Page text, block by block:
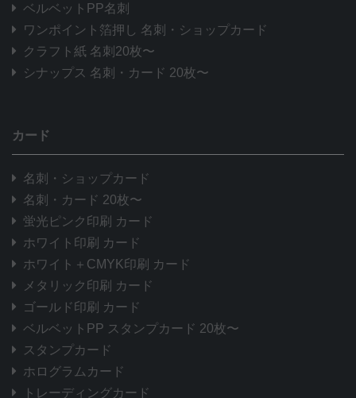
ベルベットPP名刺
ワンポイント箔押し 名刺・ショップカード
クラフト紙 名刺20枚〜
シナップス 名刺・カード 20枚〜
カード
名刺・ショップカード
名刺・カード 20枚〜
蛍光ピンク印刷 カード
ホワイト印刷 カード
ホワイト＋CMYK印刷 カード
メタリック印刷 カード
ゴールド印刷 カード
ベルベットPP スタンプカード 20枚〜
スタンプカード
ホログラムカード
トレーディングカード